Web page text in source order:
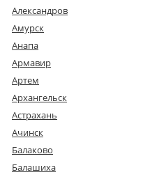
Александров
Амурск
Анапа
Армавир
Артем
Архангельск
Астрахань
Ачинск
Балаково
Балашиха